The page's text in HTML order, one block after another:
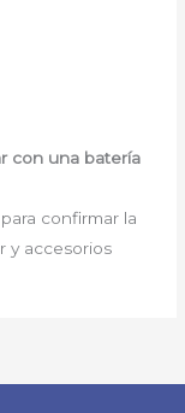
con una batería
confirmar la
y accesorios